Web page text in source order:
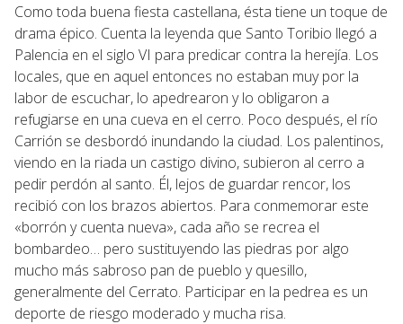
Como toda buena fiesta castellana, ésta tiene un toque de
drama épico. Cuenta la leyenda que Santo Toribio llegó a
Palencia en el siglo VI para predicar contra la herejía. Los
locales, que en aquel entonces no estaban muy por la
labor de escuchar, lo apedrearon y lo obligaron a
refugiarse en una cueva en el cerro. Poco después, el río
Carrión se desbordó inundando la ciudad. Los palentinos,
viendo en la riada un castigo divino, subieron al cerro a
pedir perdón al santo. Él, lejos de guardar rencor, los
recibió con los brazos abiertos. Para conmemorar este
«borrón y cuenta nueva», cada año se recrea el
bombardeo… pero sustituyendo las piedras por algo
mucho más sabroso pan de pueblo y quesillo,
generalmente del Cerrato. Participar en la pedrea es un
deporte de riesgo moderado y mucha risa.